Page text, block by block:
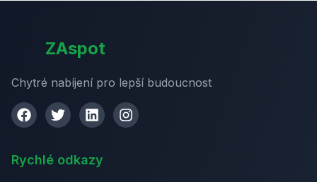
ZAspot
Chytré nabíjení pro lepší budoucnost
Rychlé odkazy